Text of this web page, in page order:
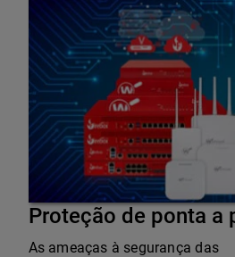
Proteção de ponta a
As ameaças à segurança das